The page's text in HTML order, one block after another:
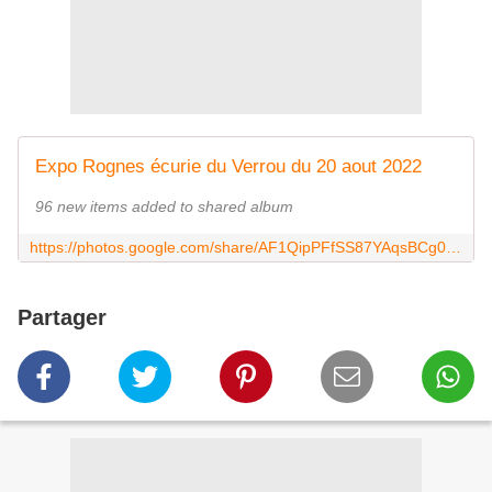
Expo Rognes écurie du Verrou du 20 aout 2022
96 new items added to shared album
Partager